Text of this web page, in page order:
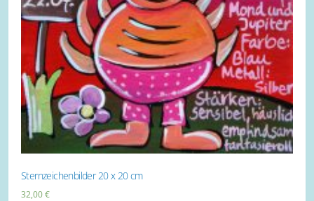
Sternzeichenbilder 20 x 20 cm
32,00€